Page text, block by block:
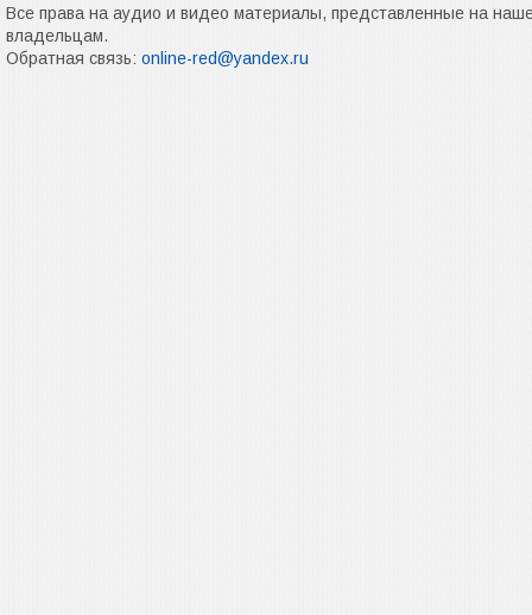
Все права на аудио и видео материалы, представленные на
владельцам.
Обратная связь: online-red@yandex.ru